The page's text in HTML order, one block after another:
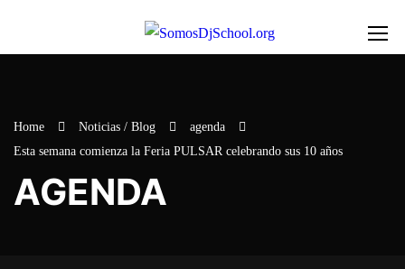
Home Noticias / Blog
agenda
Esta semana comienza la Feria PULSAR celebrando sus 10 años
AGENDA